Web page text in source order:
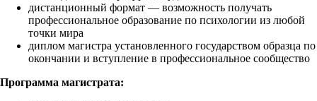
дистанционный формат — возможность получать
профессиональное образование по психологии из любой
точки мира
диплом магистра установленного государством образца по
окончании и вступление в профессиональное сообщество
Программа магистрата: